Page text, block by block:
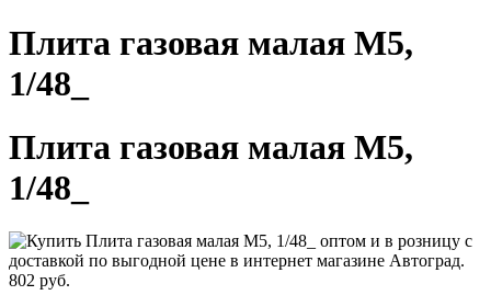
Плита газовая малая М5,
1/48_
Плита газовая малая М5,
1/48_
802 руб.